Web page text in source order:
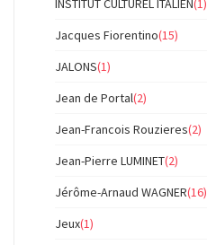
Jacques Fiorentino(15)
JALONS(1)
Jean de Portal(2)
Jean-Francois Rouzieres(2)
Jean-Pierre LUMINET(2)
Jérôme-Arnaud WAGNER(16)
Jeux(1)